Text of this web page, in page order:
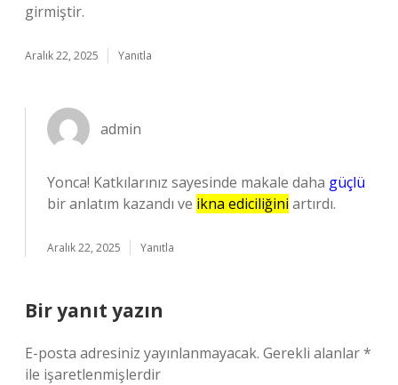
girmiştir.
Aralık 22, 2025 Yanıtla
admin
Yonca! Katkılarınız sayesinde makale daha güçlü
bir anlatım kazandı ve ikna ediciliğini artırdı.
Aralık 22, 2025 Yanıtla
Bir yanıt yazın
E-posta adresiniz yayınlanmayacak. Gerekli alanlar*
ile işaretlenmişlerdir